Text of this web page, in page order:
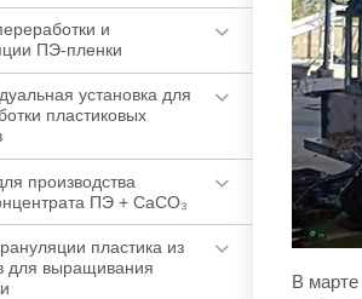
В марте
и
ПЭ-пленки
установка для
пластиковых
производства
ПЭ + CaCO₃
пластика из
для выращивания